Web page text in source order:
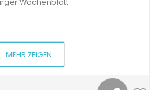
MEHR ZEIGEN